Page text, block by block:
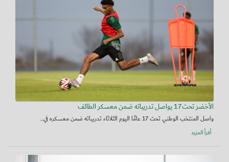
الأخضر تحت17 يواصل تدريباته ضمن معسكر الطائف
واصل المنتخب الوطني تحت 17 عامًا اليوم الثلاثاء تدريباته ضمن معسكره في...
أقرأ المزيد